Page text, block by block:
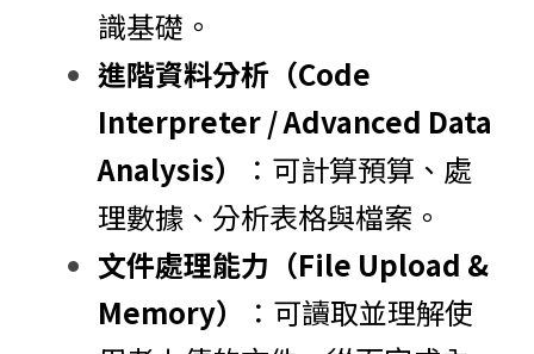
識基礎。
進階資料分析（Code
Interpreter / Advanced Data
Analysis）
：可計算預算、處
理數據、分析表格與檔案。
文件處理能力（File Upload &
Memory）
：可讀取並理解使